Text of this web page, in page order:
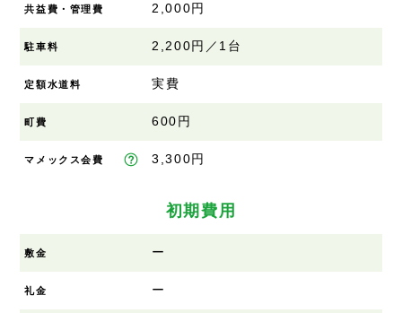
共益費・管理費 2,000円
駐車料 2,200円／1台
定額水道料 実費
町費 600円
マメックス会費 3,300円
初期費用
敷金 ー
礼金 ー